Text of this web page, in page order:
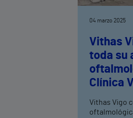
04 marzo 2025
Vithas
toda su
Clínica
Vithas Vigo